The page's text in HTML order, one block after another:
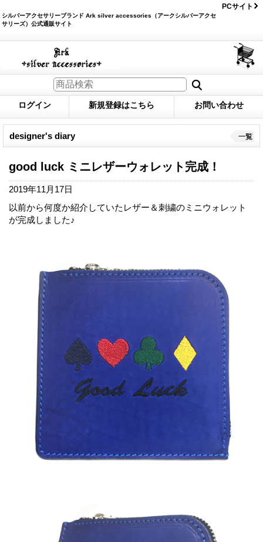
シルバーアクセサリーブランド Ark silver accessories（アークシルバーアクセ
サリーズ）公式通販サイト
PCサイト
ログイン 新規登録はこちら お問い合わせ
designer's diary 一覧
good luck ミニレザーウォレット完成！
2019年11月17日
以前から何度か紹介していたレザー＆刺繍のミニウォレット
が完成しました♪